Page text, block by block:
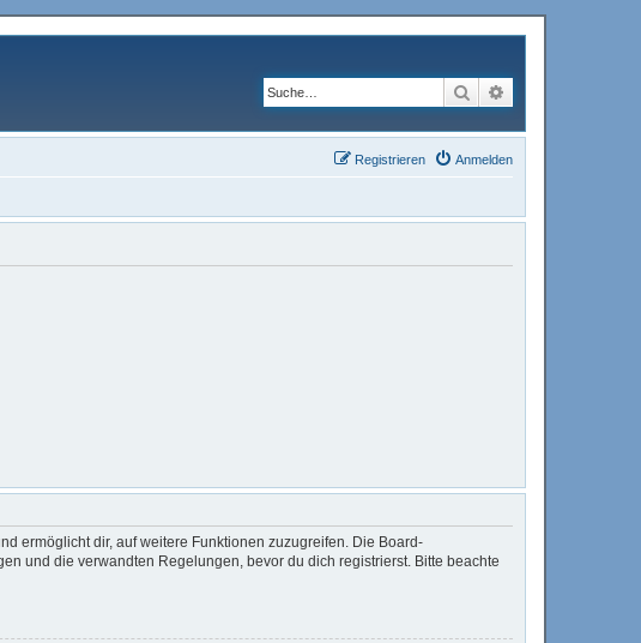
Suche
Anmelden
Registrieren
ermöglicht dir, auf weitere Funktionen zuzugreifen. Die Board-
und die verwandten Regelungen, bevor du dich registrierst. Bitte beachte